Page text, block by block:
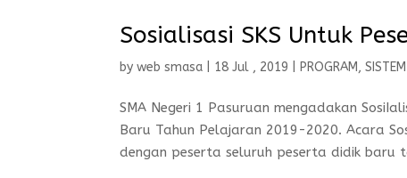
Sosialisasi SKS Untuk
byweb smasa 18 Jul , 2019 |PROGRAM,
SMA Negeri 1 Pasuruan mengadakan
Baru Tahun Pelajaran 2019-2020. Acara
dengan peserta seluruh peserta didik baru